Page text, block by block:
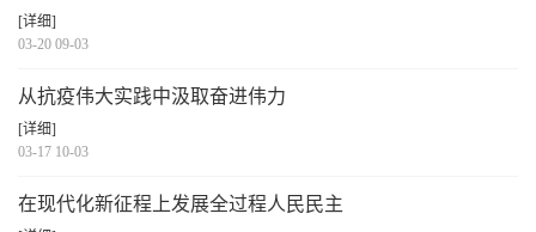
[详细]
03-20 09-03
从抗疫伟大实践中汲取奋进伟力
[详细]
03-17 10-03
在现代化新征程上发展全过程人民民主